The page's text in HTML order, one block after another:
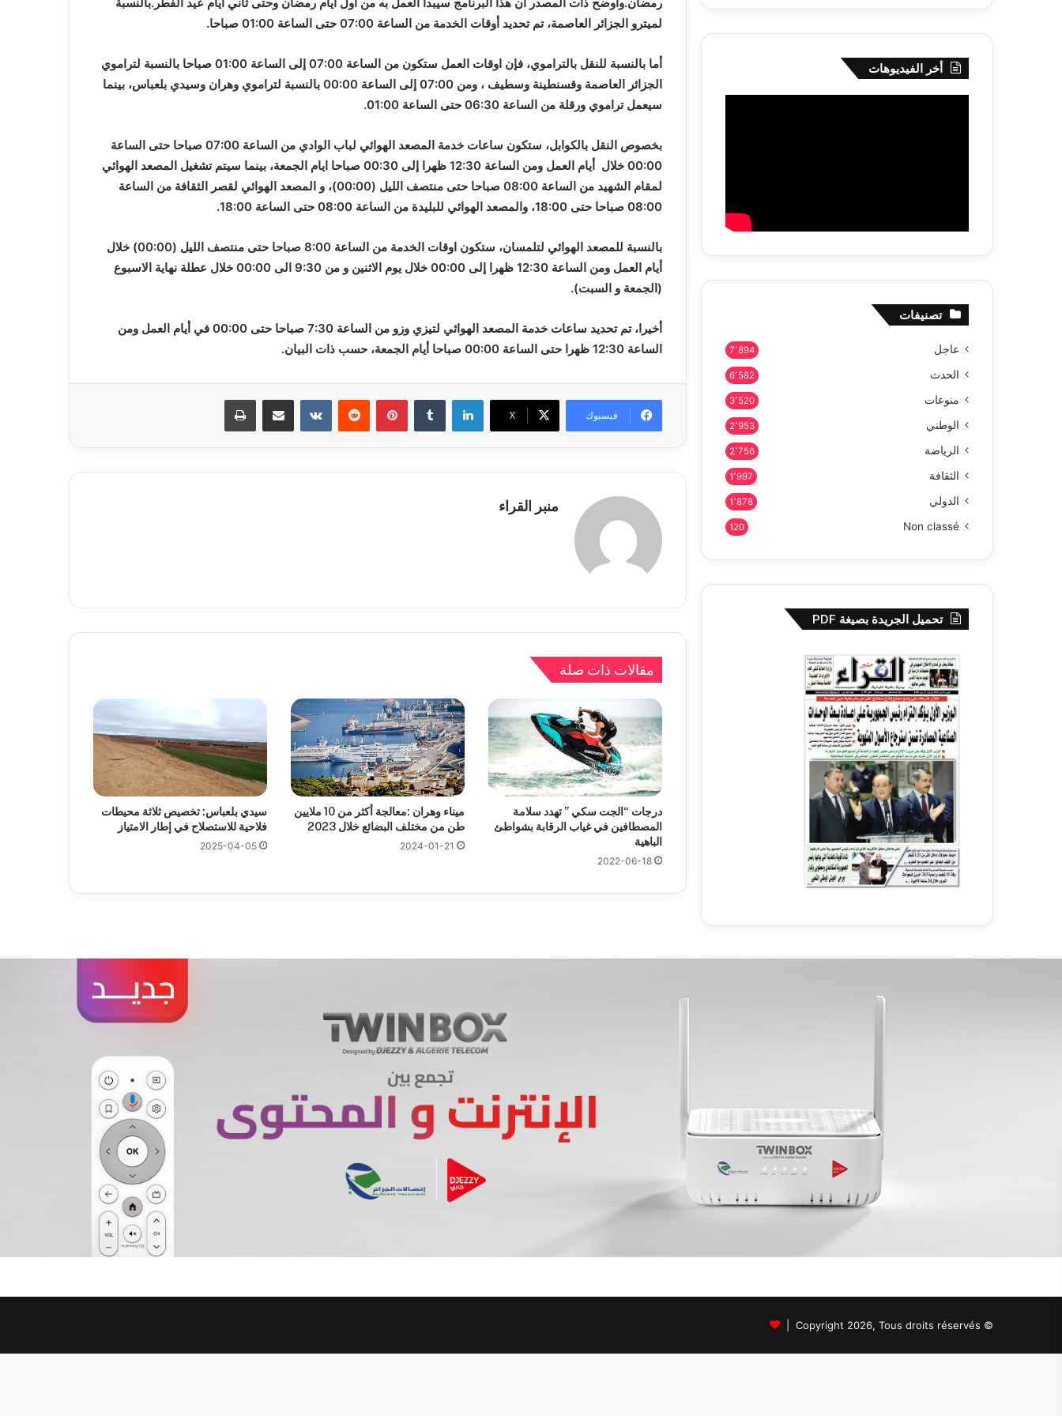
لميترو الجزائر العاصمة، تم تحديد أوقات الخدمة من الساعة 07:00 حتى الساعة 01:00 صباحا.
أما بالنسبة للنقل بالتراموي، فإن اوقات العمل ستكون من الساعة 07:00 إلى الساعة 01:00 صباحا بالنسبة لتراموي
الجزائر العاصمة وقسنطينة وسطيف ، ومن 07:00 إلى الساعة 00:00 بالنسبة لتراموي وهران وسيدي بلعباس، بينما
سيعمل تراموي ورقلة من الساعة 06:30 حتى الساعة 01:00.
بخصوص النقل بالكوابل، ستكون ساعات خدمة المصعد الهوائي لباب الوادي من الساعة 07:00 صباحا حتى الساعة
00:00 خلال أيام العمل ومن الساعة 12:30 ظهرا إلى 00:30 صباحا ايام الجمعة، بينما سيتم تشغيل المصعد الهوائي
لمقام الشهيد من الساعة 08:00 صباحا حتى منتصف الليل (00:00)، و المصعد الهوائي لقصر الثقافة من الساعة
08:00 صباحا حتى 18:00، والمصعد الهوائي للبليدة من الساعة 08:00 حتى الساعة 18:00.
بالنسبة للمصعد الهوائي لتلمسان، ستكون اوقات الخدمة من الساعة 8:00 صباحا حتى منتصف الليل (00:00) خلال
أيام العمل ومن الساعة 12:30 ظهرا إلى 00:00 خلال يوم الاثنين و من 9:30 الى 00:00 خلال عطلة نهاية الاسبوع
(الجمعة و السبت).
أخيرا، تم تحديد ساعات خدمة المصعد الهوائي لتيزي وزو من الساعة 7:30 صباحا حتى 00:00 في أيام العمل ومن
الساعة 12:30 ظهرا حتى الساعة 00:00 صباحا أيام الجمعة، حسب ذات البيان.
فيسبوك X
لينكدإن بينتيريست مشاركة عبر البريد
منبر القراء
مقالات ذات صلة
درجات “الجت سكي ” تهدد سلامة
المصطافين في غياب الرقابة بشواطئ
الباهية
2022-06-18
ميناء وهران :معالجة أكثر من 10 ملايين
طن من مختلف البضائع خلال 2023
2024-01-21
سيدي بلعباس: تخصيص ثلاثة محيطات
فلاحية للاستصلاح في إطار الامتياز
2025-04-05
أخر الفيديوهات
تصنيفات
عاجل 7٬894
الحدث 6٬582
منوعات 3٬520
الوطني 2٬953
الرياضة 2٬756
الثقافة 1٬997
الدولي 1٬878
Non classé
120
تحميل الجريدة بصيغة PDF
© Copyright 2026, Tous droits réservés |